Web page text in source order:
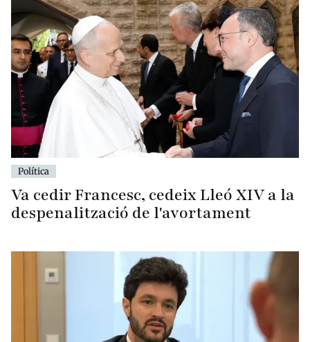
Política
Va cedir Francesc, cedeix Lleó XIV a la
despenalització de l'avortament